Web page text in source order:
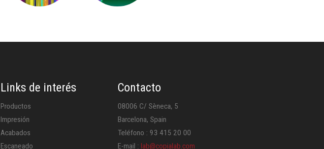
Links de interés
Productos
Impresión
Acabados
Escaneado
Contacto
08006 C/ Sèneca, 5
Barcelona, Spain
Teléfono : 93 415 20 00
E-mail : lab@copialab.com